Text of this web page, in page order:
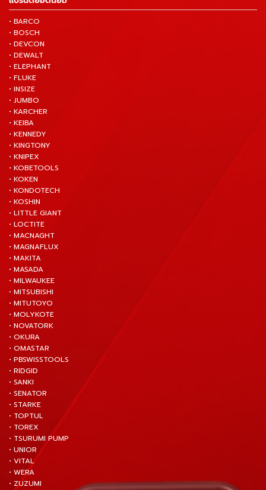
• BARCO
• BOSCH
• DEVCON
• DEWALT
• ELEPHANT
• FLUKE
• INSIZE
• JUMBO
• KARCHER
• KEIBA
• KENNEDY
• KINGTONY
• KNIPEX
• KOBETOOLS
• KOKEN
• KONDOTECH
• KOSHIN
• LITTLE GIANT
• LOCTITE
• MACNAGHT
• MAGNAFLUX
• MAKITA
• MASADA
• MILWAUKEE
• MITSUBISHI
• MITUTOYO
• MOLYKOTE
• NOVATORK
• OKURA
• OMASTAR
• PBSWISSTOOLS
• RIDGID
• SANKI
• SENATOR
• STARKE
• TOPTUL
• TOREX
• TSURUMI PUMP
• UNIOR
• VITAL
• WERA
• ZUZUMI